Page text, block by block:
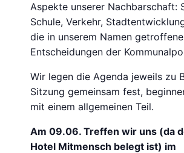
Aspekte unserer Nachbarschaft:
Schule, Verkehr,
die in unserem Namen
Entscheidungen der
Wir legen die Agenda jeweils zu
Sitzung gemeinsam fest,
mit einem allgemeinen Teil.
Am 09.06. Treffen wir uns (da
Hotel Mitmensch belegt ist) im